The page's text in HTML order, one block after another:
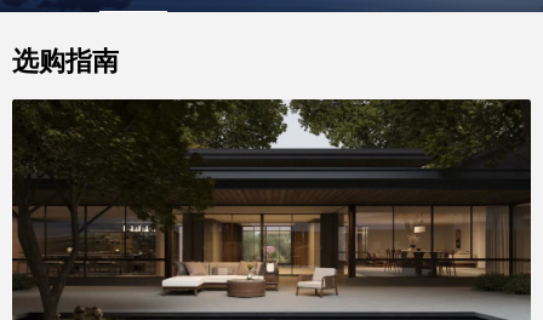
加盟投资
选购指南